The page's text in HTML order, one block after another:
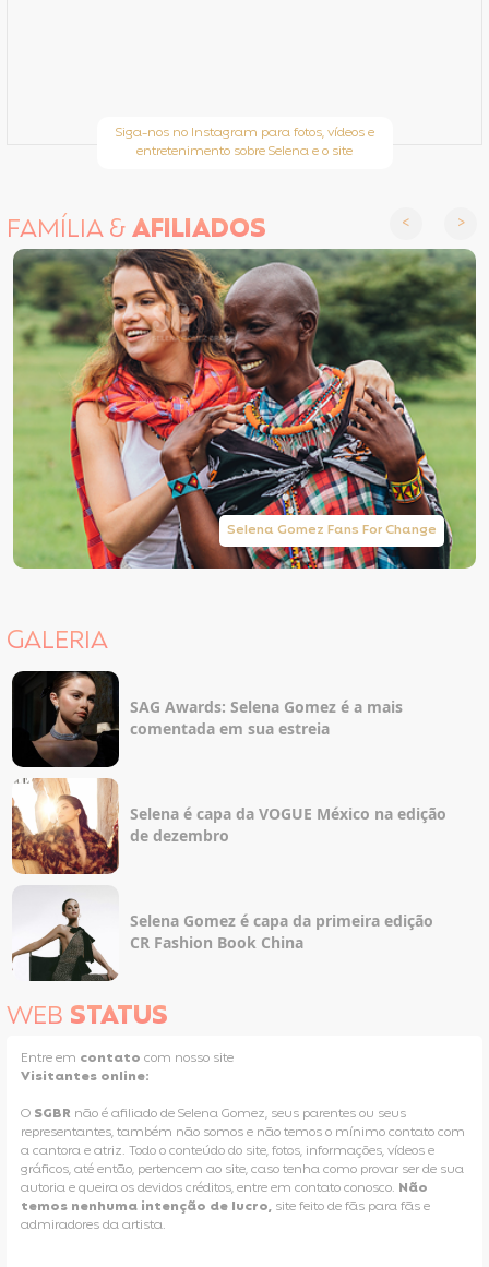
Siga-nos no Instagram para fotos, vídeos e
entretenimento sobre Selena e o site
FAMÍLIA &AFILIADOS
Selena Gomez Fans For Change
GALERIA
SAG Awards: Selena Gomez é a mais
comentada em sua estreia
Selena é capa da VOGUE México na edição
de dezembro
Selena Gomez é capa da primeira edição
CR Fashion Book China
WEB STATUS
Entre em contato com nosso site
Visitantes online:
O SGBR não é afiliado de Selena Gomez, seus parentes ou seus
representantes, também não somos e não temos o mínimo contato com
a cantora e atriz. Todo o conteúdo do site, fotos, informações, vídeos e
gráficos, até então, pertencem ao site, caso tenha como provar ser de sua
autoria e queira os devidos créditos, entre em contato conosco. Não
temos nenhuma intenção de lucro, site feito de fãs para fãs e
admiradores da artista.